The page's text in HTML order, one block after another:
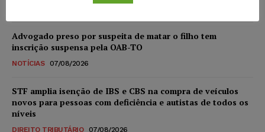
Advogado preso por suspeita de matar o filho tem
inscrição suspensa pela OAB-TO
NOTÍCIAS 07/08/2026
STF amplia isenção de IBS e CBS na compra de veículos
novos para pessoas com deficiência e autistas de todos os
níveis
DIREITO TRIBUTÁRIO 07/08/2026